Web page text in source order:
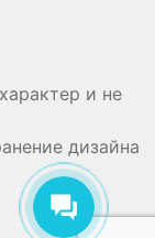
и не
дизайна